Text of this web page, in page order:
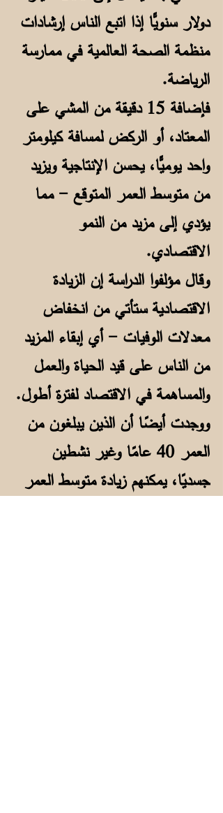
دولار سنويًّا إذا اتبع الناس إرشادات
منظمة الصحة العالمية في ممارسة
الرياضة.
فإضافة 15 دقيقة من المشي على
المعتاد، أو الركض لمسافة كيلومتر
واحد يوميًّا، يحسن الإنتاجية ويزيد
من متوسط ​​العمر المتوقع - مما
يؤدي إلى مزيد من النمو
الاقتصادي.
وقال مؤلفوا الدراسة إن الزيادة
الاقتصادية ستأتي من انخفاض
معدلات الوفيات - أي إبقاء المزيد
من الناس على قيد الحياة والعمل
والمساهمة في الاقتصاد لفترة أطول.
ووجدت أيضًا أن الذين يبلغون من
العمر 40 عامًا وغير نشطين
جسديًا، يمكنهم زيادة متوسط ​​العمر